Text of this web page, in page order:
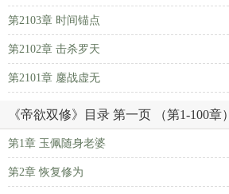
第2103章 时间锚点
第2102章 击杀罗天
第2101章 鏖战虚无
《帝欲双修》目录 第一页 （第1-100章）
第1章 玉佩随身老婆
第2章 恢复修为